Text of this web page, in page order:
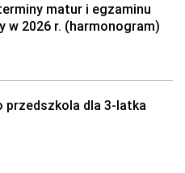
matur i egzaminu
w 2026 r. (harmonogram)
przedszkola dla 3-latka